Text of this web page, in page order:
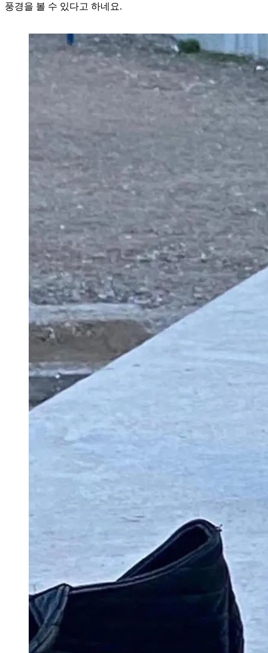
풍경을 볼 수 있다고 하네요.